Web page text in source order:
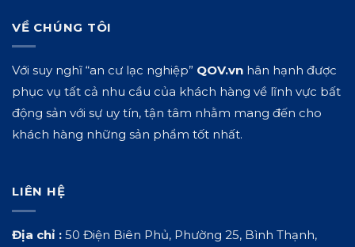
VỀ CHÚNG TÔI
Với suy nghĩ “an cư lạc nghiệp” QOV.vn hân hạnh được
phục vụ tất cả nhu cầu của khách hàng về lĩnh vực bất
động sản với sự uy tín, tận tâm nhằm mang đến cho
khách hàng những sản phẩm tốt nhất.
LIÊN HỆ
Địa chỉ : 50 Điện Biên Phủ, Phường 25, Bình Thạnh,